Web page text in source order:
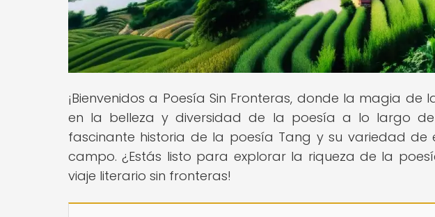
¡Bienvenidos a Poesía Sin Fronteras, donde la magia
en la belleza y diversidad de la poesía a lo largo de
fascinante historia de la poesía Tang y su variedad de
campo. ¿Estás listo para explorar la riqueza de la
viaje literario sin fronteras!